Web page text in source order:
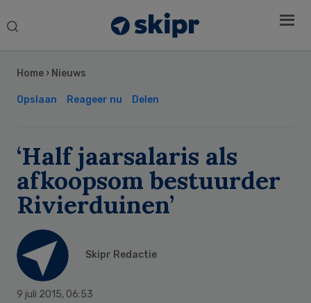
Search
Home › Nieuws
Opslaan Reageer nu Delen
‘Half jaarsalaris als
afkoopsom bestuurder
Rivierduinen’
Skipr Redactie
9 juli 2015, 06:53
Sidebar